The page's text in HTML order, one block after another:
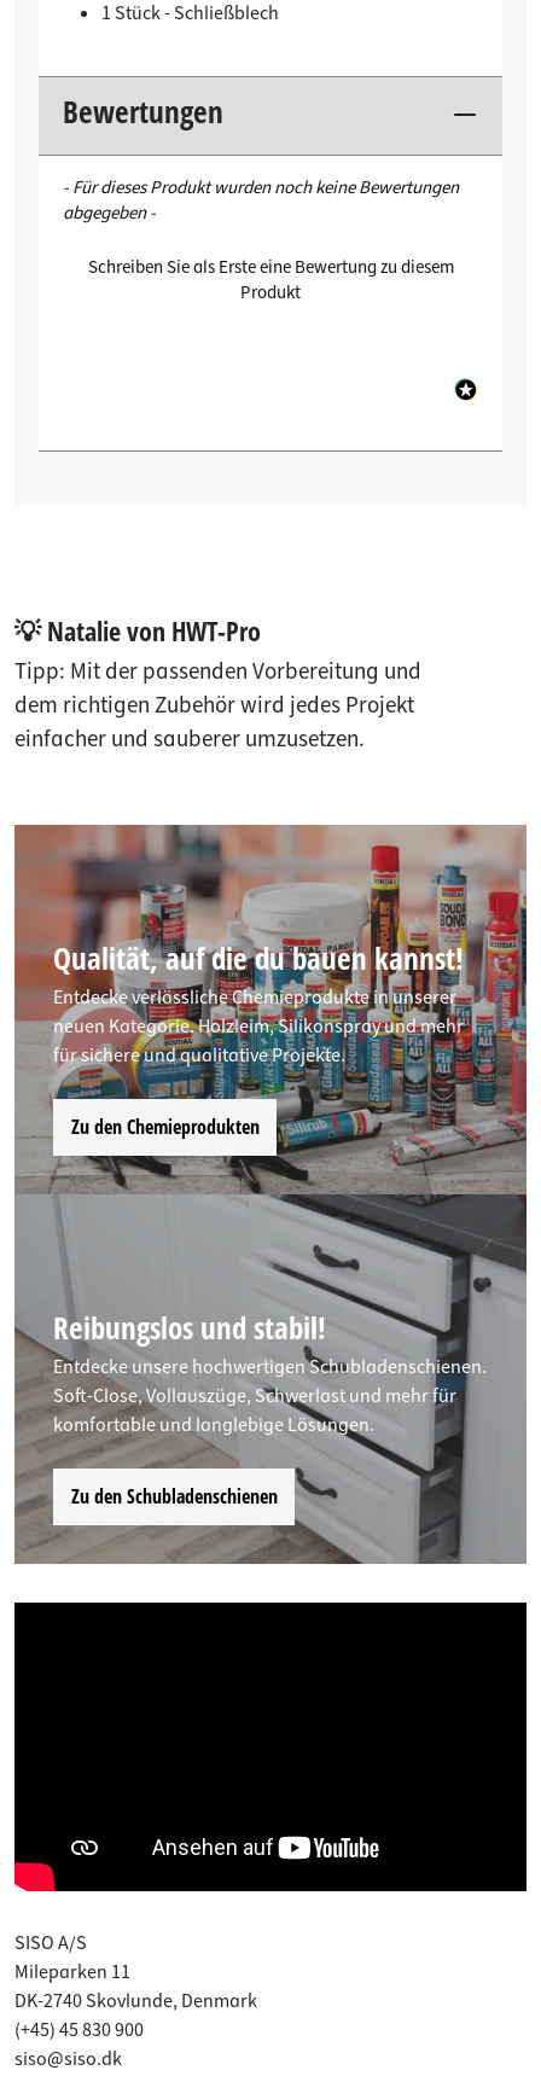
1 Stück - Schließblech
Bewertungen
- Für dieses Produkt wurden noch keine Bewertungen
abgegeben -
Schreiben Sie als Erste eine Bewertung zu diesem
Produkt
New content loaded
💡 Natalie von HWT-Pro
Tipp: Mit der passenden Vorbereitung und
dem richtigen Zubehör wird jedes Projekt
einfacher und sauberer umzusetzen.
Qualität, auf die du bauen kannst!
Entdecke verlässliche Chemieprodukte in unserer
neuen Kategorie. Holzleim, Silikonspray und mehr
für sichere und qualitative Projekte.
Zu den Chemieprodukten
Reibungslos und stabil!
Entdecke unsere hochwertigen Schubladenschienen.
Soft-Close, Vollauszüge, Schwerlast und mehr für
komfortable und langlebige Lösungen.
Zu den Schubladenschienen
SISO A/S
Mileparken 11
DK-2740 Skovlunde, Denmark
(+45) 45 830 900
siso@siso.dk